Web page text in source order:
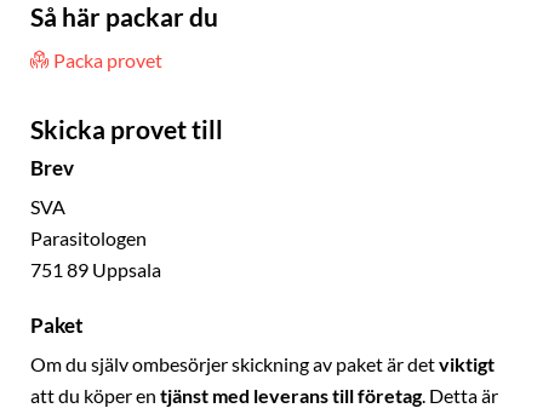
Så här packar du
Packa provet
Skicka provet till
Brev
SVA
Parasitologen
751 89 Uppsala
Paket
Om du själv ombesörjer skickning av paket är detviktigt
att du köper en tjänst med leverans till företag. Detta är